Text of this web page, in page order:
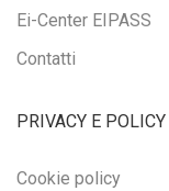
Ei-Center EIPASS
Contatti
PRIVACY E POLICY
Cookie policy